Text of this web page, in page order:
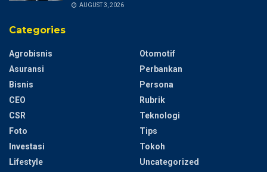
AUGUST 3, 2026
Categories
Agrobisnis
Asuransi
Bisnis
CEO
CSR
Foto
Investasi
Lifestyle
Otomotif
Perbankan
Persona
Rubrik
Teknologi
Tips
Tokoh
Uncategorized